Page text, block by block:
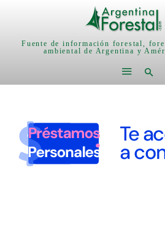
Fuente de información forestal,
ambiental de Argentina y